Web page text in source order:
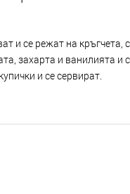
и се режат на кръгчета,
захарта и ванилията и
и се сервират.